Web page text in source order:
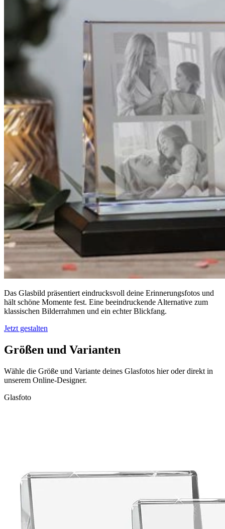
Das Glasbild präsentiert eindrucksvoll deine Erinnerungsfotos und
hält schöne Momente fest. Eine beeindruckende Alternative zum
klassischen Bilderrahmen und ein echter Blickfang.
Jetzt gestalten
Größen und Varianten
Wähle die Größe und Variante deines Glasfotos hier oder direkt in
unserem Online-Designer.
Glasfoto